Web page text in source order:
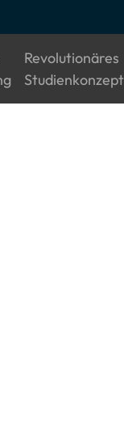
(current)
Revolutionäres
Studienkonzept